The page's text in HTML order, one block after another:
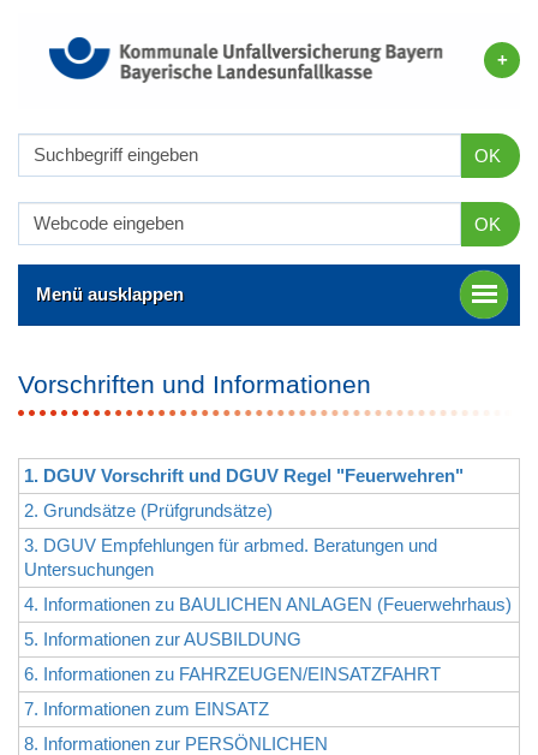
OK
OK
Menü ausklappen
Vorschriften und Informationen
1. DGUV Vorschrift und DGUV Regel "Feuerwehren"
2. Grundsätze (Prüfgrundsätze)
3. DGUV Empfehlungen für arbmed. Beratungen und
Untersuchungen
4. Informationen zu BAULICHEN ANLAGEN (Feuerwehrhaus)
5. Informationen zur AUSBILDUNG
6. Informationen zu FAHRZEUGEN/EINSATZFAHRT
7. Informationen zum EINSATZ
8. Informationen zur PERSÖNLICHEN